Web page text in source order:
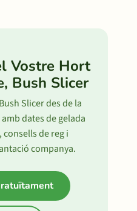
Vostre Hort
Bush Slicer
Slicer des de la
dates de gelada
de reg i
companya.